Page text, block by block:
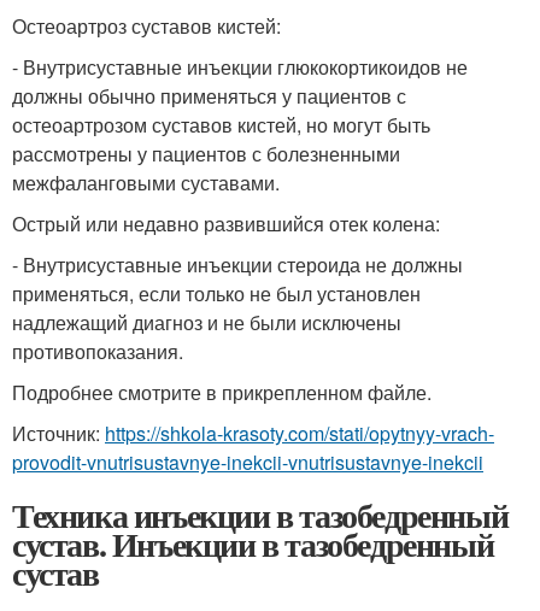
Остеоартроз суставов кистей:
- Внутрисуставные инъекции глюкокортикоидов не
должны обычно применяться у пациентов с
остеоартрозом суставов кистей, но могут быть
рассмотрены у пациентов с болезненными
межфаланговыми суставами.
Острый или недавно развившийся отек колена:
- Внутрисуставные инъекции стероида не должны
применяться, если только не был установлен
надлежащий диагноз и не были исключены
противопоказания.
Подробнее смотрите в прикрепленном файле.
Источник: https://shkola-krasoty.com/stati/opytnyy-vrach-
provodit-vnutrisustavnye-inekcii-vnutrisustavnye-inekcii
Техника инъекции в тазобедренный
сустав. Инъекции в тазобедренный
сустав